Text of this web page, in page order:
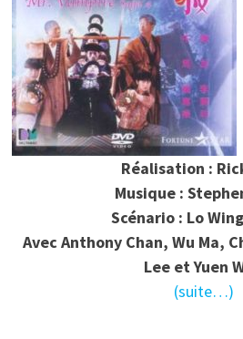
Réalisation :
Musique :
Scénario : Lo
Avec Anthony Chan, Wu Ma,
Lee et Yuen
(suite…)